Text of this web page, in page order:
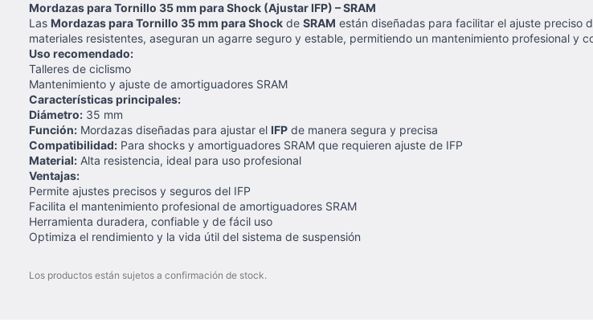
Mordazas para Tornillo 35 mm para Shock (Ajustar IFP) – SRAM
Las Mordazas para Tornillo 35 mm para Shock de SRAM están diseñadas para facilitar el ajuste preciso
materiales resistentes, aseguran un agarre seguro y estable, permitiendo un mantenimiento profesional y
Uso recomendado:
Talleres de ciclismo
Mantenimiento y ajuste de amortiguadores SRAM
Características principales:
Diámetro: 35 mm
Función: Mordazas diseñadas para ajustar el IFP de manera segura y precisa
Compatibilidad: Para shocks y amortiguadores SRAM que requieren ajuste de IFP
Material: Alta resistencia, ideal para uso profesional
Ventajas:
Permite ajustes precisos y seguros del IFP
Facilita el mantenimiento profesional de amortiguadores SRAM
Herramienta duradera, confiable y de fácil uso
Optimiza el rendimiento y la vida útil del sistema de suspensión
Los productos están sujetos a confirmación de stock.